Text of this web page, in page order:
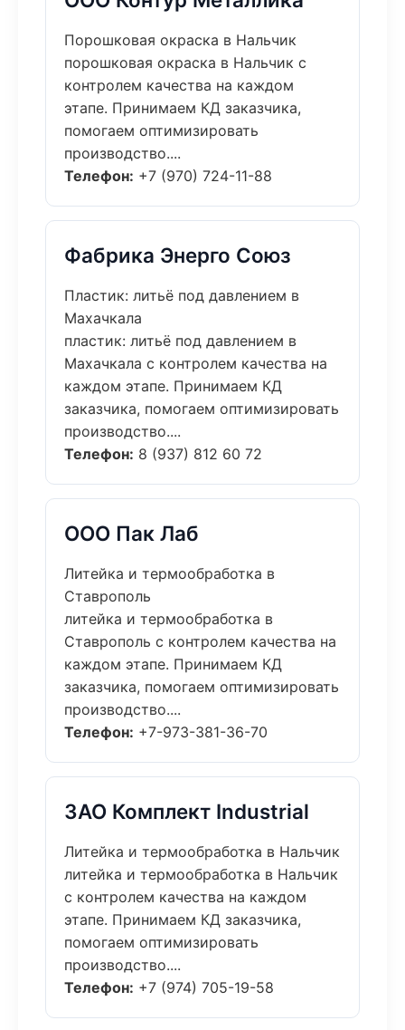
Порошковая окраска в Нальчик
порошковая окраска в Нальчик с
контролем качества на каждом
этапе. Принимаем КД заказчика,
помогаем оптимизировать
производство....
Телефон: +7 (970) 724-11-88
Фабрика Энерго Союз
Пластик: литьё под давлением в
Махачкала
пластик: литьё под давлением в
Махачкала с контролем качества на
каждом этапе. Принимаем КД
заказчика, помогаем оптимизировать
производство....
Телефон: 8 (937) 812 60 72
ООО Пак Лаб
Литейка и термообработка в
Ставрополь
литейка и термообработка в
Ставрополь с контролем качества на
каждом этапе. Принимаем КД
заказчика, помогаем оптимизировать
производство....
Телефон: +7-973-381-36-70
ЗАО Комплект Industrial
Литейка и термообработка в Нальчик
литейка и термообработка в Нальчик
с контролем качества на каждом
этапе. Принимаем КД заказчика,
помогаем оптимизировать
производство....
Телефон: +7 (974) 705-19-58